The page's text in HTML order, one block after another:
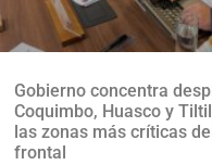
Gobierno concentra
Coquimbo, Huasco y
las zonas más críticas
frontal